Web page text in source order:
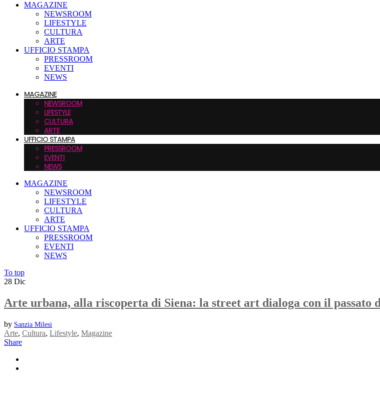
MAGAZINE
NEWSROOM
LIFESTYLE
CULTURA
ARTE
UFFICIO STAMPA
PRESSROOM
EVENTI
NEWS
MAGAZINE
NEWSROOM
LIFESTYLE
CULTURA
ARTE
UFFICIO STAMPA
PRESSROOM
EVENTI
NEWS
MAGAZINE
NEWSROOM
LIFESTYLE
CULTURA
ARTE
UFFICIO STAMPA
PRESSROOM
EVENTI
NEWS
To top
28 Dic
Arte urbana, alla riscoperta di Siena: la street art dialoga con il passato
by Sanzia Milesi
Arte, Cultura, Lifestyle, Magazine
Share